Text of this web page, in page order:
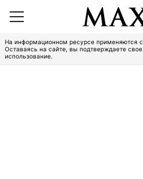
На информационном ресурсе применяются
Оставаясь на сайте, вы подтверждаете свое
использование.